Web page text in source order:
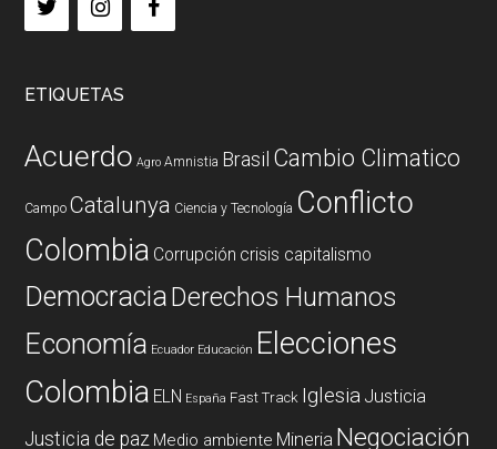
ETIQUETAS
Acuerdo Agro Amnistia Brasil Cambio Climatico
Campo Catalunya Ciencia y Tecnología Conflicto
Colombia Corrupción crisis capitalismo
DemocraciaDerechos Humanos
Economía Ecuador Educación Elecciones
Colombia ELN España Fast Track Iglesia Justicia
Justicia de paz Medio ambiente Mineria Negociación